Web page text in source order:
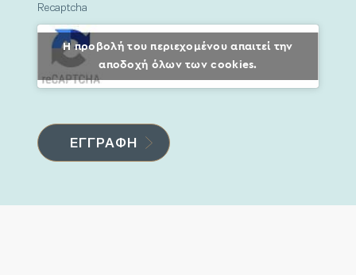
Recaptcha
Η προβολή του περιεχομένου απαιτεί την
αποδοχή όλων των cookies.